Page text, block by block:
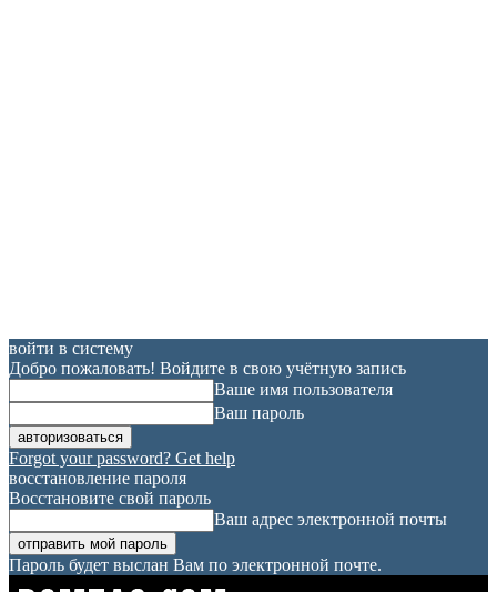
войти в систему
Добро пожаловать! Войдите в свою учётную запись
Ваше имя пользователя
Ваш пароль
Forgot your password? Get help
восстановление пароля
Восстановите свой пароль
Ваш адрес электронной почты
Пароль будет выслан Вам по электронной почте.